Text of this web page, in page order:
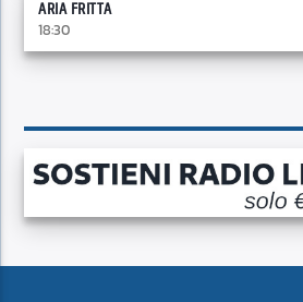
ARIA FRITTA
18:30